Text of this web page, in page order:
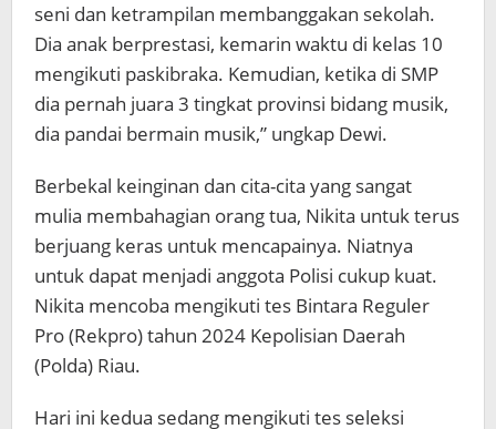
seni dan ketrampilan membanggakan sekolah.
Dia anak berprestasi, kemarin waktu di kelas 10
mengikuti paskibraka. Kemudian, ketika di SMP
dia pernah juara 3 tingkat provinsi bidang musik,
dia pandai bermain musik,” ungkap Dewi.
Berbekal keinginan dan cita-cita yang sangat
mulia membahagian orang tua, Nikita untuk terus
berjuang keras untuk mencapainya. Niatnya
untuk dapat menjadi anggota Polisi cukup kuat.
Nikita mencoba mengikuti tes Bintara Reguler
Pro (Rekpro) tahun 2024 Kepolisian Daerah
(Polda) Riau.
Hari ini kedua sedang mengikuti tes seleksi